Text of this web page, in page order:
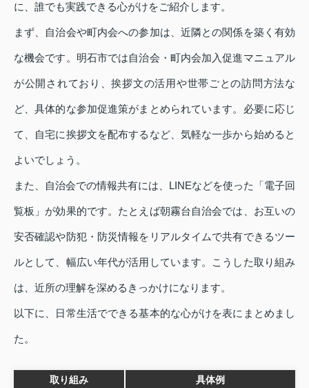
に、誰でも実践できる心がけをご紹介します。
まず、自治会や町内会への参加は、近隣との関係を築く有効
な機会です。明石市では自治会・町内会加入促進マニュアル
が公開されており、挨拶文の活用や世帯ごとの訪問方法な
ど、具体的な参加促進策がまとめられています。必要に応じ
て、自宅に挨拶文を配布するなど、気軽な一歩から始めると
よいでしょう。
また、自治会での情報共有には、LINEなどを使った「電子回
覧板」が効果的です。たとえば朝霧台自治会では、お互いの
安否確認や防犯・防災情報をリアルタイムで共有できるツー
ルとして、幅広い年代が活用しています。こうした取り組み
は、近所の理解を深めるきっかけになります。
以下に、日常生活でできる基本的な心がけを表にまとめまし
た。
取り組み 具体例